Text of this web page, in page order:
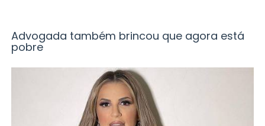
Advogada também brincou que agora está
pobre